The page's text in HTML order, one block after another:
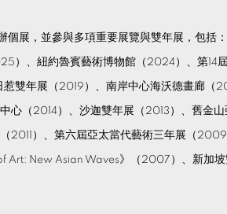
個展，並參與多項重要展覽與雙年展，包括：
）、紐約魯賓藝術博物館（2024）、第14
雙年展（2019）、南岸中心海沃德畫廊（
心（2014）、沙迦雙年展（2013）、舊金
2011）、第六屆亞太當代藝術三年展（
Art: New Asian Waves》（2007）、新加